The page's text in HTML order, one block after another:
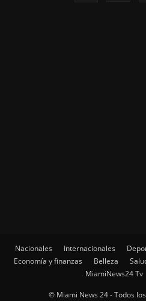
Nacionales Internacionales
Economía y finanzas
Belleza
MiamiNews24 Tv
© Miami News 24 - Todos